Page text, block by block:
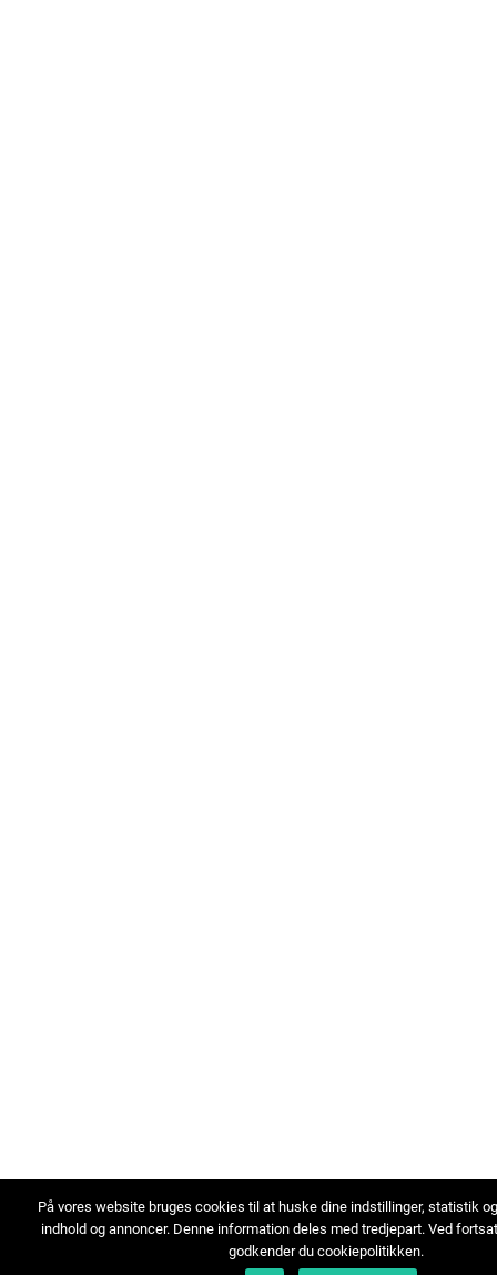
På vores website bruges cookies til at huske dine indstillinger, statistik
indhold og annoncer. Denne information deles med tredjepart. Ved
godkender du cookiepolitikken.